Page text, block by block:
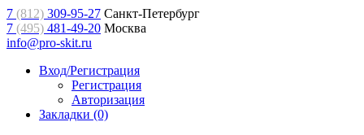
7 (812) 309-95-27 Санкт-Петербург
7 (495) 481-49-20 Москва
info@pro-skit.ru
Вход/Регистрация
Регистрация
Авторизация
Закладки (0)